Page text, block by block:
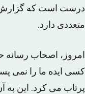
درست است که گزارش
متعددی دارد.
امروز، اصحاب رسانه
کسی ایده ما را نمی
پرتاب می کرد. این